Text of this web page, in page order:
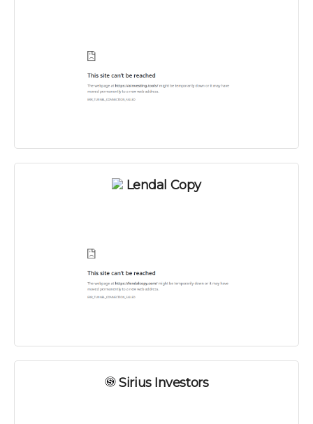
Lendal Copy
Sirius Investors